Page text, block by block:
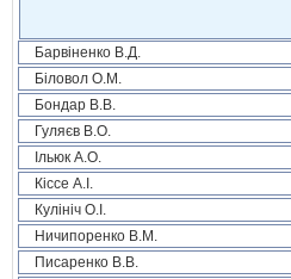
Барвіненко В.Д.
Біловол О.М.
Бондар В.В.
Гуляєв В.О.
Ільюк А.О.
Кіссе А.І.
Кулініч О.І.
Ничипоренко В.М.
Писаренко В.В.